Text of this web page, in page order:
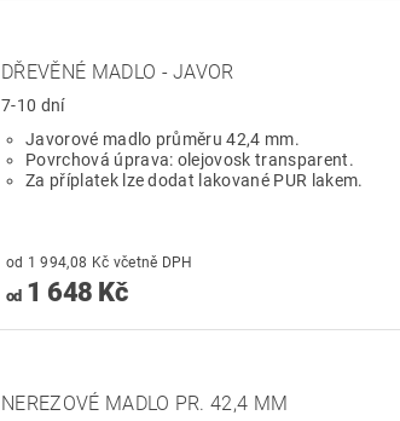
DŘEVĚNÉ MADLO - JAVOR
7-10 dní
Javorové madlo průměru 42,4 mm.
Povrchová úprava: olejovosk transparent.
Za příplatek lze dodat lakované PUR lakem.
od 1 994,08 Kč včetně DPH
od1 648 Kč
NEREZOVÉ MADLO PR. 42,4 MM